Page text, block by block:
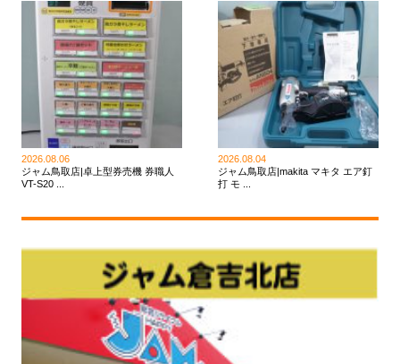
2026.08.06
ジャム鳥取店|卓上型券売機 券職人
VT-S20 ...
2026.08.04
ジャム鳥取店|makita マキタ エア釘
打 モ ...